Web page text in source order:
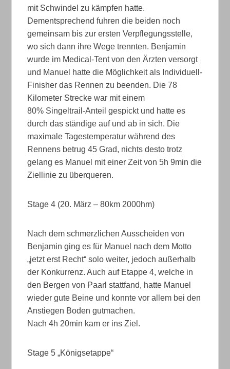
mit Schwindel zu kämpfen hatte.
Dementsprechend fuhren die beiden noch
gemeinsam bis zur ersten Verpflegungsstelle,
wo sich dann ihre Wege trennten. Benjamin
wurde im Medical-Tent von den Ärzten versorgt
und Manuel hatte die Möglichkeit als Individuell-
Finisher das Rennen zu beenden. Die 78
Kilometer Strecke war mit einem
80% Singeltrail-Anteil gespickt und hatte es
durch das ständige auf und ab in sich. Die
maximale Tagestemperatur während des
Rennens betrug 45 Grad, nichts desto trotz
gelang es Manuel mit einer Zeit von 5h 9min die
Ziellinie zu überqueren.
Stage 4 (20. März – 80km 2000hm)
Nach dem schmerzlichen Ausscheiden von
Benjamin ging es für Manuel nach dem Motto
„jetzt erst Recht“ solo weiter, jedoch außerhalb
der Konkurrenz. Auch auf Etappe 4, welche in
den Bergen von Paarl stattfand, hatte Manuel
wieder gute Beine und konnte vor allem bei den
Anstiegen Boden gutmachen.
Nach 4h 20min kam er ins Ziel.
Stage 5 „Königsetappe“